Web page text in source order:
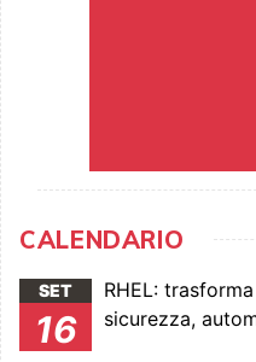
CALENDARIO
SET
16
RHEL:
sicurezza,